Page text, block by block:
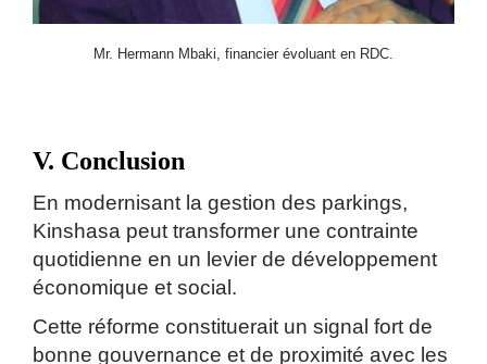
Mr. Hermann Mbaki, financier évoluant en RDC.
V. Conclusion
En modernisant la gestion des parkings,
Kinshasa peut transformer une contrainte
quotidienne en un levier de développement
économique et social.
Cette réforme constituerait un signal fort de
bonne gouvernance et de proximité avec les